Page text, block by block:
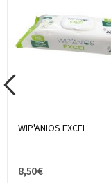
WIP'ANIOS EXCEL
8,50 €